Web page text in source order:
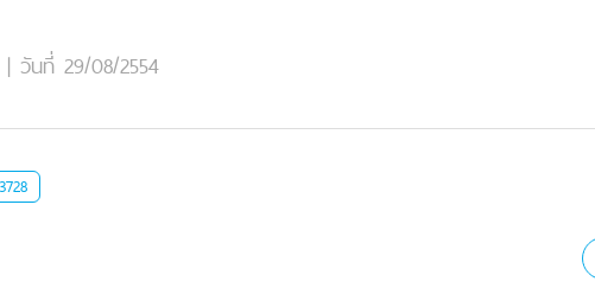
| วันที่ 29/08/2554
3728